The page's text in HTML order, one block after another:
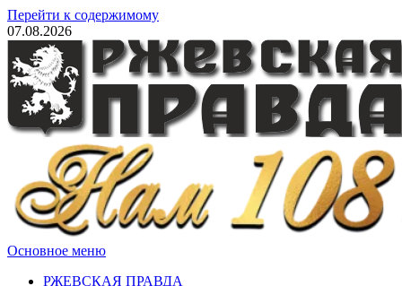
Перейти к содержимому
07.08.2026
Основное меню
РЖЕВСКАЯ ПРАВДА